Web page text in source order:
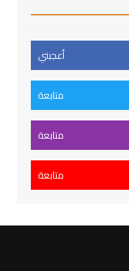
أعجبني
متابعة
متابعة
متابعة